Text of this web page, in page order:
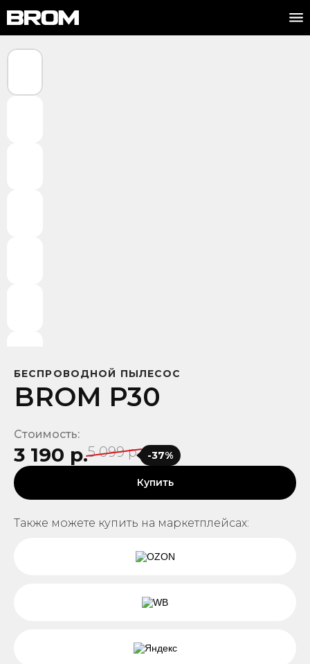
БЕСПРОВОДНОЙ ПЫЛЕСОС
BROM P30
Стоимость:
3 190 р.5 099 р. -37%
Купить
Также можете купить на маркетплейсах: